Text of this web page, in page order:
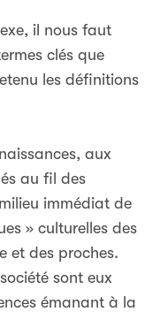
il nous faut
clés que
les définitions
aux
au fil des
immédiat de
» culturelles des
et des proches.
sont eux
émanant à la